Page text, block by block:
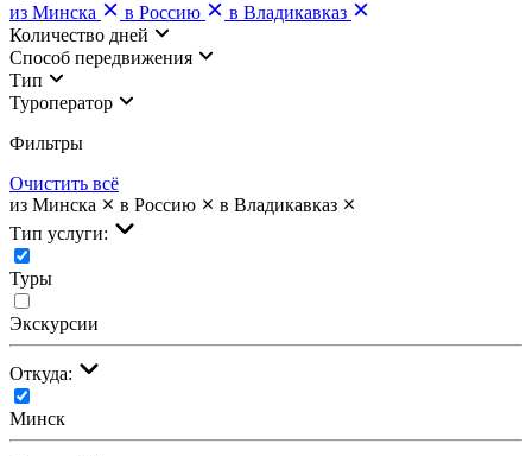
из Минска
в Россию
в Владикавказ
Количество дней
Cпособ передвижения
Тип
Туроператор
Фильтры
Очистить всё
из Минска
в Россию
в Владикавказ
Тип услуги:
Туры
Экскурсии
Откуда:
Минск